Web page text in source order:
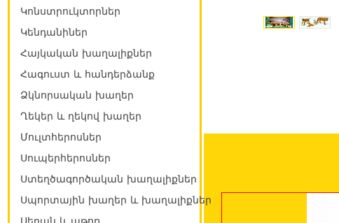
Կոնստրուկտորներ
Կենդանիներ
Հայկական խաղալիքներ
Հագուստ և հանդերձանք
Ձկնորսական խաղեր
Ղեկեր և ղեկով խաղեր
Մուլտհերոսներ
Սուպերհերոսներ
Ստեղծագործական խաղալիքներ
Սպորտային խաղեր և խաղալիքներ